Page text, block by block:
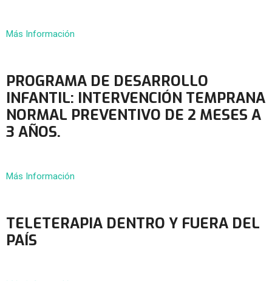
Más Información
PROGRAMA DE DESARROLLO
INFANTIL: INTERVENCIÓN TEMPRANA
NORMAL PREVENTIVO DE 2 MESES A
3 AÑOS.
Más Información
TELETERAPIA DENTRO Y FUERA DEL
PAÍS